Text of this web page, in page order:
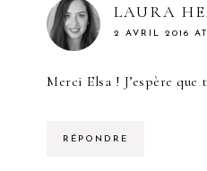
LAURA
2 AVRIL 2016 AT
Merci Elsa ! J’espère que
RÉPONDRE